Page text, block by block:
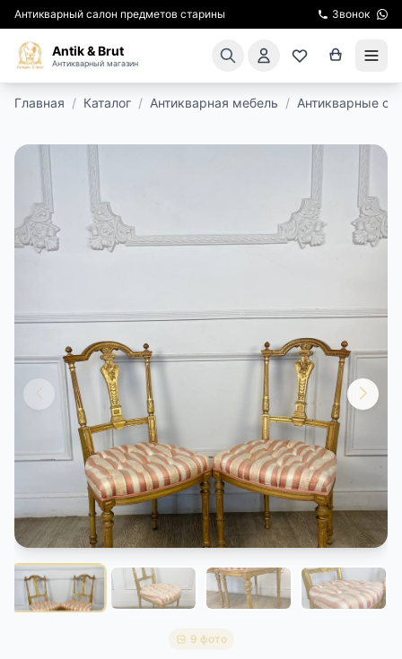
Антикварный салон предметов старины Звонок
Antik & Brut
Антикварный магазин
ПОДАРКИ
КИНОСЪЕМКА
КУРСЫ ПО РЕСТАВРАЦИИ
КОНТАКТЫ
ДОСТАВКА И ОПЛАТА
Главная / Каталог / Антикварная мебель / Антикварные
9 фото